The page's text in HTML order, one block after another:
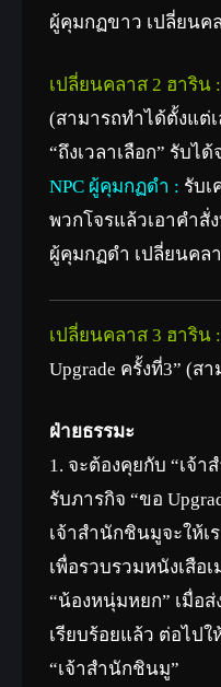
ผู้คุมกฏขาว เปลี่ยนค
เปลี่ยนคลาส 2 ฮาริน :
(สามารถทำได้ตั้งแต่เ
“ถึงเวลาเลือก” รับไ
NPC ผู้คุมกฏดำ : รับ
พวกโจรแล้วเอาคำสั่
ผู้คุมกฏดำ เปลี่ยนคล
เปลี่ยนคลาส 3 ฮาริน :
Upgrade ครั้งที่3” (ส
ฝ่ายธรรมะ
1. จะต้องคุยกับ “เจ้
รับภารกิจ “ขอ
เจ้าสำนักชินมูจะให้เ
เพื่อรวบรวมหนังเสือ
“น้องหนุ่มหยก” เมื่อ
เรียบร้อยแล้ว ต่อไป
“เจ้าสำนักชินมู”